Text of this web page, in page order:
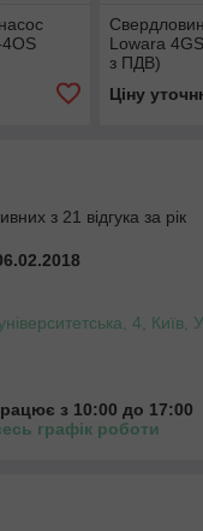
Lowara
з ПДВ)
Ціну
з 21 відгука за рік
4, Київ,
з 10:00 до 17:00
графік роботи